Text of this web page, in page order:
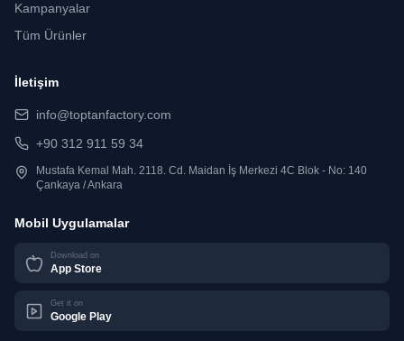
Kampanyalar
Tüm Ürünler
İletişim
info@toptanfactory.com
+90 312 911 59 34
Mustafa Kemal Mah. 2118. Cd. Maidan İş Merkezi 4C Blok - No: 140
Çankaya / Ankara
Mobil Uygulamalar
Download on
App Store
Get it on
Google Play